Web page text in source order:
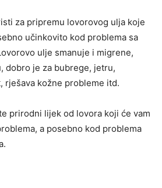
za pripremu lovorovog ulja koje
učinkovito kod problema sa
ulje smanuje i migrene,
dobro je za bubrege, jetru,
rješava kožne probleme itd.
prirodni lijek od lovora koji će vam
a posebno kod problema